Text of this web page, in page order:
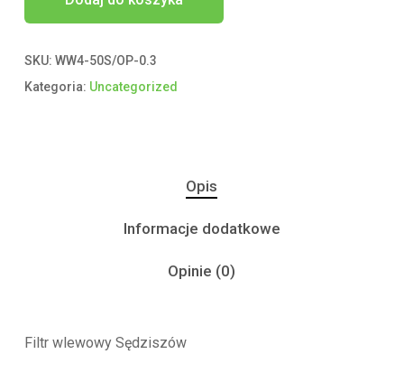
SKU: WW4-50S/OP-0.3
Kategoria: Uncategorized
Opis
Informacje dodatkowe
Opinie (0)
Filtr wlewowy Sędziszów